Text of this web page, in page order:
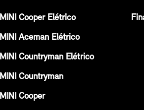
MINI Cooper Elétrico
MINI Aceman Elétrico
MINI Countryman Elétrico
MINI Countryman
MINI Cooper